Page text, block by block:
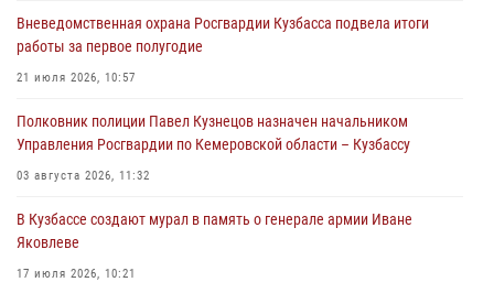
05 августа 2026, 08:10
Росгвардейцы в Юрге пресекли попытку проникновения на
05 августа 2026, 07:45
Вневедомственная охрана Росгвардии Кузбасса подвела итоги
работы за первое полугодие
21 июля 2026, 10:57
Полковник полиции Павел Кузнецов назначен начальником
Управления Росгвардии по Кемеровской области – Кузбассу
03 августа 2026, 11:32
В Кузбассе создают мурал в память о генерале армии Иване
Яковлеве
17 июля 2026, 10:21